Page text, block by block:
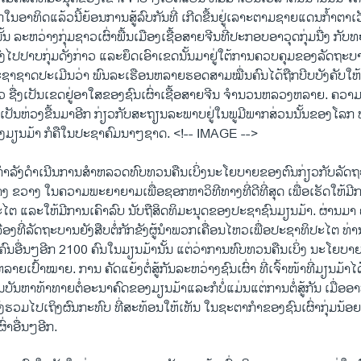
ນອາທິດ​ແລ້ວ​ນີ້ ​ຍ້ອນການ​ສູ້​ລົບ​ກັນທີ່ ​ເກີດຂື້ນຢູ່​ເລາະ​ຕາມ​ຊາຍ​ແດນ​ກ້ຳຕາ​
ລະຫວ່າງ​ກຸ່ມ​ຊາວເຜົ່າພື້ນ​ເມືອງ​ເຊື້​ອສາຍ​ຈີນ​ທີ່​ປະກອບ​ອາວຸດ​ກຸ່ມ​ນື່ງ ກັບ​
ປ​ປາບ​ກຸ່ມ​ດັ່ງ​ກ່າວ ​ແລະ​ຍຶດ​ເອົາ​ເຂດ​ນັ້ນມາ​ຢູ່​ໃຕ້​ການ​ຄວບ​ຄຸມ​ຂອງ​ລັດຖະ
າ​ຊາດ​ປະ​ເມີນ​ວ່າ ພົນລະ​ເຮືອນ​ຫລາຍ​ຮອດ​ສາມ​ໝື່ນ​ຄົນ ​ໄດ້​ຖືກ​ບີບ​ບັງຄັບ​
ຊື່​ງ​ເປັນ​ເຂດ​ຢູ່​ອາ​ໃສ​ຂອງ​ຊົນ​ເຜົ່າ​ເຊື້ອສາຍ​ຈີນ ຈຳນວນ​ຫລວງຫລາຍ.​ ຄວາ
ປັນ​ຫ່ວງ​ຂື້ນ​ມາ​ອີກ ກ່ຽວ​ກັບ​ສະຖຽນ​ລະພາບຢູ່​ໃນ​ພູມີພາກ​ສ່ວນ​ນັ້ນຂອງ​ໂລກ
ຽນມ້າ ກໍ​ຄື​ໃນ​ປະຊາ​ຄົມນາໆ​ຊາດ. <!-- IMAGE -->
ລັງ​ດຳ​ເນີນ​ການ​ສຳ​ຫລວດ​ທົບ​ທວນຄືນ​ເບິ່ງ​ນະ​ໂຍບາຍ​ຂອງ​ຕົນກ່ຽວ​ກັບ​ລັດ
ຂວາງ ​ໃນ​ຄວາມ​ພະຍາຍາມ​ເພື່ອ​ຊອກ​ຫາ​ວິທີ​ທາງ​ທີ່​ດີ​ທີ່​ສຸດ ​ເພື່ອເຮັດ ​ໃຫ້​ມີ​
ຕ ​ແລະ​ໃຫ້​ມີ​ການ​ເຄົາລົບ ນັບຖື​ສິດທິ​ມະນຸດ​ຂອງ​ປະຊາຊົນ​ມຽນ​ມ້າ. ຜ່ານ​ມ
ງ​ທີ່​ລັດຖະບານ​ຍັງສືບ​ຕໍ່​ກັກ​ຂັງ​ຜູ້ນຳ​ພວກ​ເຄື່ອນ​ໄຫວ​ເພື່ອ​ປະຊາທິປະ​ໄຕ ທ່
ນ​ອື່ນ​ໆອີກ 2100 ຄົນ​ໃນ​ມຽນມ້ານັ້ນ​ ແຕ່​ວ່າ​ການ​ທົບ​ທວນຄືນ​ເບິ່ງ ນະ​ໂຍບ
າຍເປົ້າໝາຍ. ການ ຄັດ​ແຍ້​ງຕໍ່ສູ້​ກັນ​ລະຫວ່າງ​ຊົນເຜົ່າ ທີ່ເຈົ້າໜ້າ​ທີ່ມຽນມ້າ​ໄ
ນຫາ​ທ້າ​ທາຍ​ຕໍ່ອະນາຄົດ​ຂອງ​ມຽນມ້າ ​ແລະ​ກໍບໍ່ແມ່ນແຕ່​ການ​ຕໍ່ສູ້​ກັນ ​ເມື່ອ​ອ
ຮວມ​ໄປ​ເຖິງ​ຜົນ​ກະທົບ​ ທີ່​ສະທ້ອນ​ໃຫ້​ເຫັນ ​ໃນ​ຊະ​ຕາກຳ​ຂອງ​ຊົນ​ເຜົ່າ​ກຸ່ມ​ນ້ອ
າ​ອື່ນໆ​ອີກ.